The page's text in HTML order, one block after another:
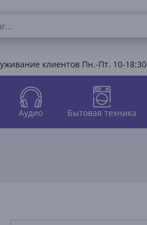
клиентов Пн.-Пт. 10-18:30
Аудио Бытовая техника